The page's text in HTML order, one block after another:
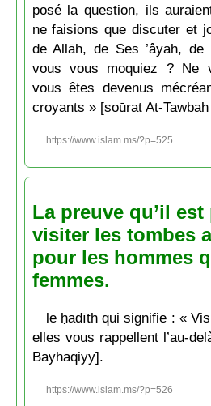
posé la question, ils
ne faisions que discuter et
de Allāh, de Ses ’âyah, de
vous vous moquiez ? Ne
vous êtes devenus
croyants » [soūrat At-
https://www.islam.ms/?p=525
La preuve qu’il
visiter les tombes
pour les hommes
femmes.
le ḥadīth qui signifie : «
elles vous rappellent l’au-
Bayhaqiyy].
https://www.islam.ms/?p=526